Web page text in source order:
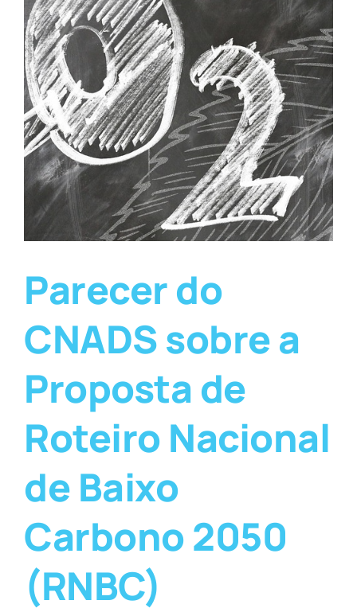
Parecer do
CNADS sobre a
Proposta de
Roteiro Nacional
de Baixo
Carbono 2050
(RNBC)